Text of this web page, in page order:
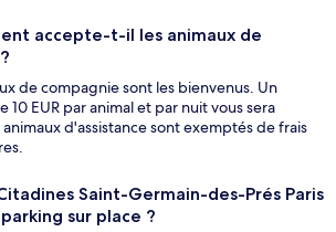
accepte-t-il les animaux de
de compagnie sont les bienvenus. Un
10 EUR par animal et par nuit vous sera
d'assistance sont exemptés de frais
Saint-Germain-des-Prés Paris
sur place ?